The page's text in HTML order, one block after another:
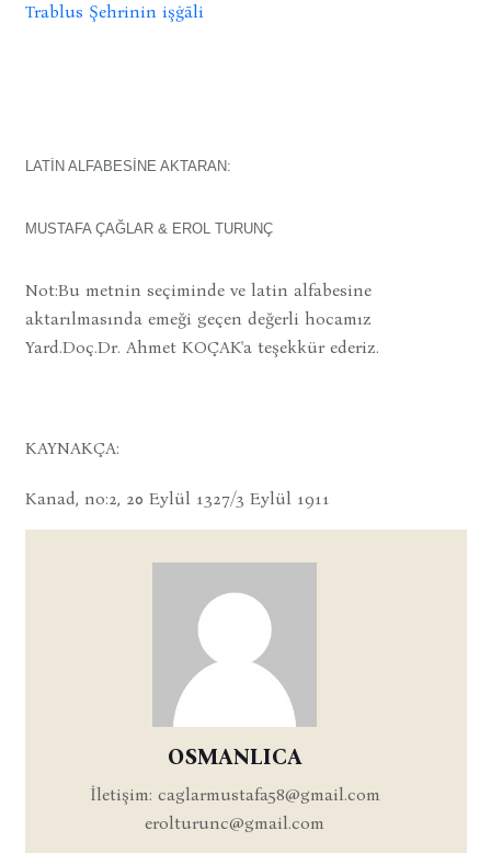
Trablus Şehrinin işġāli
LATİN ALFABESİNE AKTARAN:
MUSTAFA ÇAĞLAR & EROL TURUNÇ
Not:Bu metnin seçiminde ve latin alfabesine
aktarılmasında emeği geçen değerli hocamız
Yard.Doç.Dr. Ahmet KOÇAK'a teşekkür ederiz.
KAYNAKÇA:
Kanad, no:2, 20 Eylül 1327/3 Eylül 1911
OSMANLICA
İletişim: caglarmustafa58@gmail.com
erolturunc@gmail.com